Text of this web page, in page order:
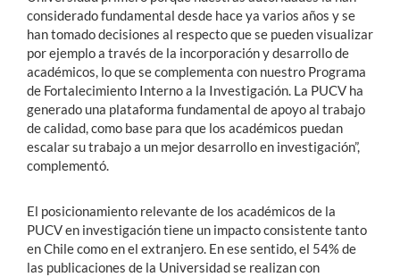
considerado fundamental desde hace ya varios años y se
han tomado decisiones al respecto que se pueden visualizar
por ejemplo a través de la incorporación y desarrollo de
académicos, lo que se complementa con nuestro Programa
de Fortalecimiento Interno a la Investigación. La PUCV ha
generado una plataforma fundamental de apoyo al trabajo
de calidad, como base para que los académicos puedan
escalar su trabajo a un mejor desarrollo en investigación”,
complementó.
El posicionamiento relevante de los académicos de la
PUCV en investigación tiene un impacto consistente tanto
en Chile como en el extranjero. En ese sentido, el 54% de
las publicaciones de la Universidad se realizan con